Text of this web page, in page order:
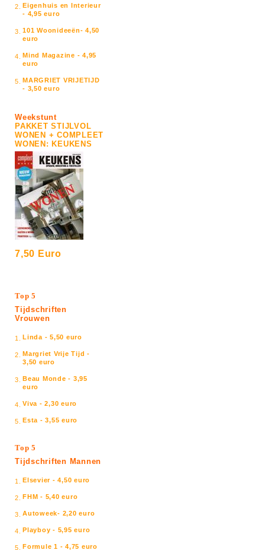
2. Eigenhuis en Interieur
- 4,95 euro
3. 101 Woonideeën- 4,50
euro
4. Mind Magazine - 4,95
euro
5. MARGRIET VRIJETIJD
- 3,50 euro
Weekstunt
PAKKET STIJLVOL
WONEN + COMPLEET
WONEN: KEUKENS
7,50 Euro
Top 5
Tijdschriften
Vrouwen
1. Linda - 5,50 euro
2. Margriet Vrije Tijd -
3,50 euro
3. Beau Monde - 3,95
euro
4. Viva - 2,30 euro
5. Esta - 3,55 euro
Top 5
Tijdschriften Mannen
1. Elsevier - 4,50 euro
2. FHM - 5,40 euro
3. Autoweek- 2,20 euro
4. Playboy - 5,95 euro
5. Formule 1 - 4,75 euro